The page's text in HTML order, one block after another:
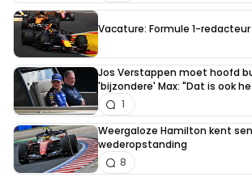
Vacature: Formule 1-redacteur
Jos Verstappen moet hoofd
'bijzondere' Max: "Dat is ook
1
Weergaloze Hamilton kent
wederopstanding
8